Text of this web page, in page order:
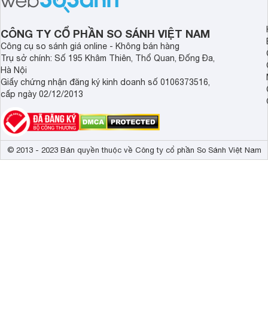
CÔNG TY CỔ PHẦN SO SÁNH VIỆT NAM
Công cụ so sánh giá online - Không bán hàng
Trụ sở chính: Số 195 Khâm Thiên, Thổ Quan, Đống Đa,
Hà Nội
Giấy chứng nhận đăng ký kinh doanh số 0106373516,
cấp ngày 02/12/2013
© 2013 - 2023 Bản quyền thuộc về Công ty cổ phần So Sánh Việt Nam